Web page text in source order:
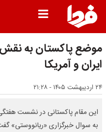
موضع پاکستان به
ایران و آمریکا
۲۴ اردیبهشت ۱۴۰۵ - ۲۱:۲۸
این مقام پاکستانی در نشست
به سوال خبرگزاری «ریانووستی»